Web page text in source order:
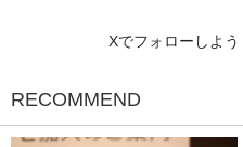
Xでフォローしよう
RECOMMEND